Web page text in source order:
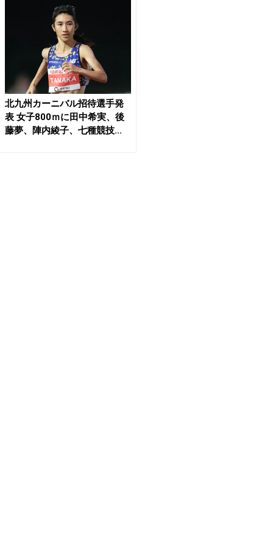
北九州カーニバル招待選手発
表 女子800ｍに田中希実、後
藤夢、陣内綾子、七種競技...